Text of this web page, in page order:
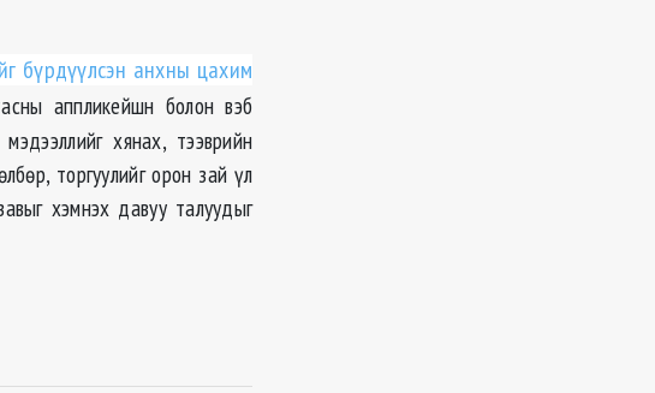
бүрдүүлсэн анхны цахим
аппликейшн болон вэб
хянах, тээврийн
торгуулийг орон зай үл
хэмнэх давуу талуудыг